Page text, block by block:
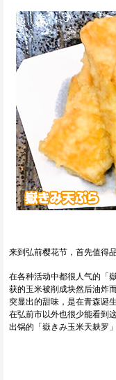
来到弘前樱花节，首先值得
在各种活动中都很人气的「
获的玉米被削成块然后油炸
突显出的甜味，是在青森诞
在弘前市以外也很少能看到
出锅的「嶽きみ玉米天麸罗」